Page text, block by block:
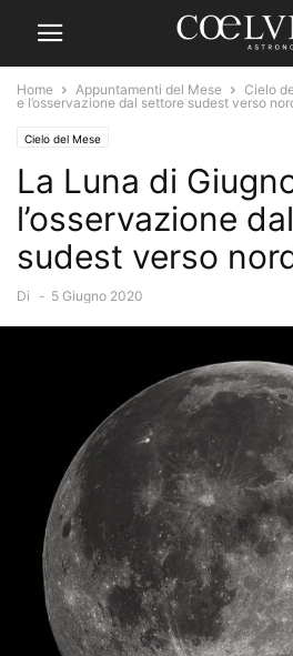
Home Appuntamenti del Mese Cielo
e l’osservazione dal settore sudest verso
Cielo del Mese
La Luna di
l’osservazione
sudest verso
Di - 5 Giugno 2020